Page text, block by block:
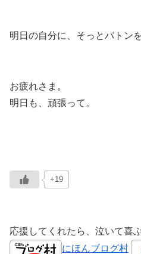
明日の自分に、そっとバトン
お疲れさま。
明日も、頑張って。
+19
応援してくれたら、泣いて喜
にほんブログ村